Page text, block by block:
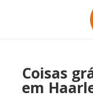
Coisas
em